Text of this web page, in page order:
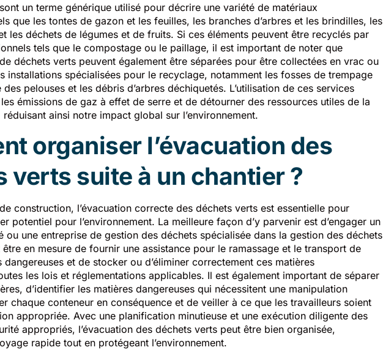
un terme générique utilisé pour décrire une variété de matériaux
que les tontes de gazon et les feuilles, les branches d’arbres et les brindilles, les
les déchets de légumes et de fruits. Si ces éléments peuvent être recyclés par
tels que le compostage ou le paillage, il est important de noter que
déchets verts peuvent également être séparées pour être collectées en vrac ou
installations spécialisées pour le recyclage, notamment les fosses de trempage
pelouses et les débris d’arbres déchiquetés. L’utilisation de ces services
émissions de gaz à effet de serre et de détourner des ressources utiles de la
ainsi notre impact global sur l’environnement.
organiser l’évacuation des
verts suite à un chantier ?
construction, l’évacuation correcte des déchets verts est essentielle pour
potentiel pour l’environnement. La meilleure façon d’y parvenir est d’engager un
ou une entreprise de gestion des déchets spécialisée dans la gestion des déchets
en mesure de fournir une assistance pour le ramassage et le transport de
dangereuses et de stocker ou d’éliminer correctement ces matières
les lois et réglementations applicables. Il est également important de séparer
d’identifier les matières dangereuses qui nécessitent une manipulation
chaque conteneur en conséquence et de veiller à ce que les travailleurs soient
appropriée. Avec une planification minutieuse et une exécution diligente des
appropriés, l’évacuation des déchets verts peut être bien organisée,
rapide tout en protégeant l’environnement.